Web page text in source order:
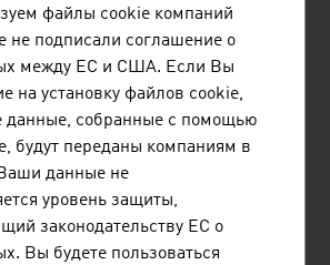
технологиям
компания Scheuch на
55 лет вносит свой вклад в
и предлагает
высококачественные
технологий очистки воздуха
среды.
файлы cookie компаний
не подписали соглашение о
между ЕС и США. Если Вы
на установку файлов cookie,
собранные с помощью
будут переданы компаниям в
данные не
уровень защиты,
законодательству ЕС о
Вы будете пользоваться